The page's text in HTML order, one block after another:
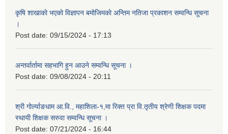
कृषि शाखाको भएको विज्ञापन बमोजिमको अन्तिम नतिजा प्रकाशन सम्वन्धि सूचना
।
Post date: 09/15/2024 - 17:13
अन्तर्वार्तामा सहभागि हुन आउने सम्वन्धि सूचना ।
Post date: 09/08/2024 - 20:11
श्री गोर्ल्याङधाम आ.वि., महाशिला-१,मा रिक्त प्रा वि.तृतीय श्रेणी शिक्षक पदमा
स्थायी शिक्षक सरुवा सम्वन्धि सूचना ।
Post date: 07/21/2024 - 16:44